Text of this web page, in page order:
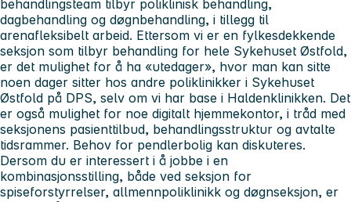
behandlingsteam tilbyr poliklinisk behandling,
dagbehandling og døgnbehandling, i tillegg til
arenafleksibelt arbeid. Ettersom vi er en fylkesdekkende
seksjon som tilbyr behandling for hele Sykehuset Østfold,
er det mulighet for å ha «utedager», hvor man kan sitte
noen dager sitter hos andre poliklinikker i Sykehuset
Østfold på DPS, selv om vi har base i Haldenklinikken. Det
er også mulighet for noe digitalt hjemmekontor, i tråd med
seksjonens pasienttilbud, behandlingsstruktur og avtalte
tidsrammer. Behov for pendlerbolig kan diskuteres.
Dersom du er interessert i å jobbe i en
kombinasjonsstilling, både ved seksjon for
spiseforstyrrelser, allmennpoliklinikk og døgnseksjon, er